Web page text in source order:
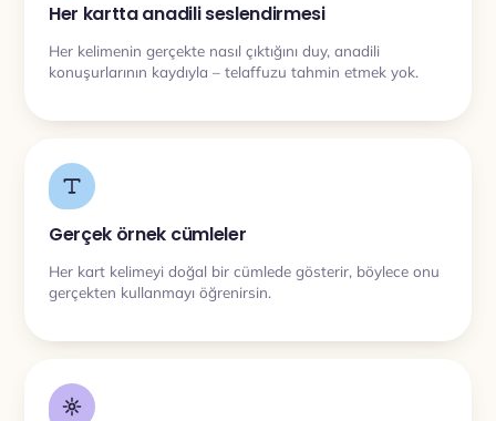
Her kartta anadili seslendirmesi
Her kelimenin gerçekte nasıl çıktığını duy, anadili
konuşurlarının kaydıyla – telaffuzu tahmin etmek yok.
Gerçek örnek cümleler
Her kart kelimeyi doğal bir cümlede gösterir, böylece onu
gerçekten kullanmayı öğrenirsin.